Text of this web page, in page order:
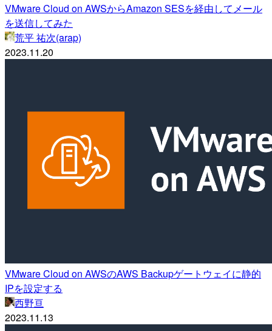
VMware Cloud on AWSからAmazon SESを経由してメール
を送信してみた
荒平 祐次(arap)
2023.11.20
VMware Cloud on AWSのAWS Backupゲートウェイに静的
IPを設定する
西野亘
2023.11.13